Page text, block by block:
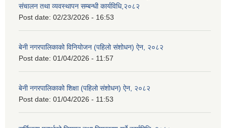
संचालन तथा व्यवस्थापन सम्बन्धी कार्यविधि,२०८२
Post date: 02/23/2026 - 16:53
बेनी नगरपालिकाको विनियोजन (पहिलो संशोधन) ऐन, २०८२
Post date: 01/04/2026 - 11:57
बेनी नगरपालिकाको शिक्षा (पहिलो संशोधन) ऐन, २०८२
Post date: 01/04/2026 - 11:53